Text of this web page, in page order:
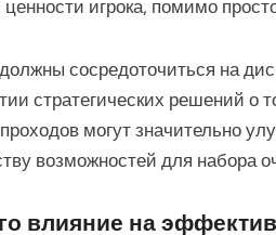
игрока, помимо
сосредоточиться на
стратегических решений о
могут значительно
возможностей для набора
влияние на